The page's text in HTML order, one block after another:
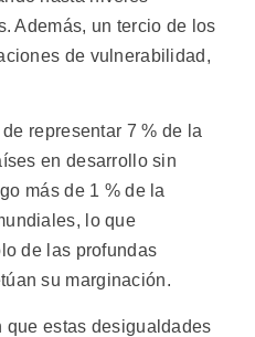
Además, un tercio de los
de vulnerabilidad,
representar 7 % de la
en desarrollo sin
más de 1 % de la
lo que
de las profundas
su marginación.
que estas desigualdades